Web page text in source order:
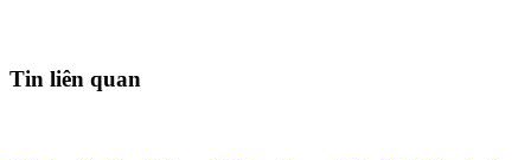
Tin liên quan